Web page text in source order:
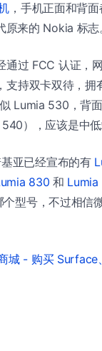
，手机正面和背
来的 Nokia 标志
通过 FCC 认证，
支持双卡双待，拥
Lumia 530，背
），应该是中低
亚已经宣布的有
830 和
型号，不过相信
城 - 购买 Surface